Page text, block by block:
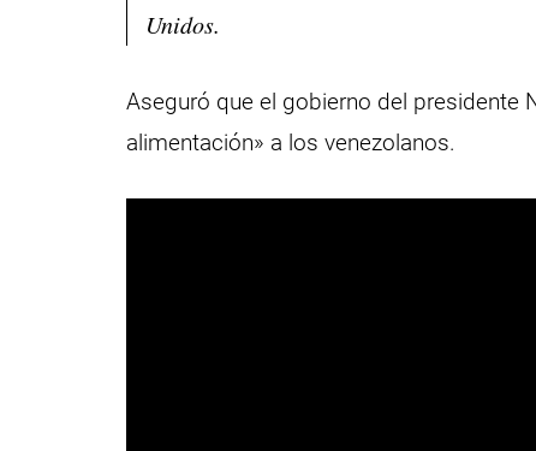
Unidos.
Aseguró que el gobierno del presidente
alimentación» a los venezolanos.